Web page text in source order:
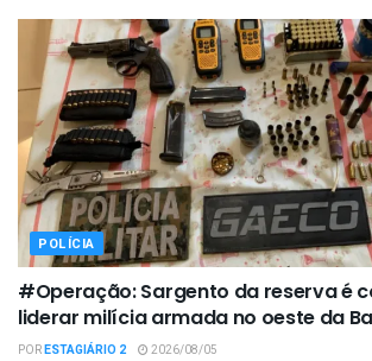
POLÍCIA
#Operação: Sargento da reserva é
liderar milícia armada no oeste da
PORESTAGIÁRIO 2 2026/08/05